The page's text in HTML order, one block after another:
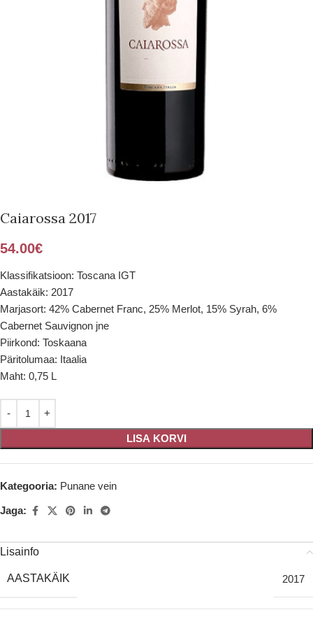
Caiarossa 2017
54.00€
Klassifikatsioon: Toscana IGT
Aastakäik: 2017
Marjasort: 42% Cabernet Franc, 25% Merlot, 15% Syrah, 6%
Cabernet Sauvignon jne
Piirkond: Toskaana
Päritolumaa: Itaalia
Maht: 0,75 L
LISA KORVI
Kategooria: Punane vein
Jaga:
Lisainfo
AASTAKÄIK 2017